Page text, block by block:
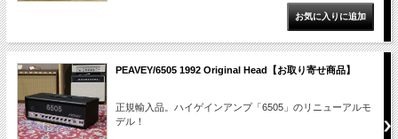
PEAVEY/6505 1992 Original Head【お取り寄せ商品】
正規輸入品。ハイゲインアンプ「6505」のリニューアルモ
デル！